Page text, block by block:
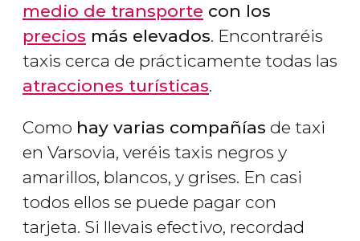
medio de transporte con los
precios más elevados. Encontraréis
taxis cerca de prácticamente todas las
atracciones turísticas.
Como hay varias compañías de taxi
en Varsovia, veréis taxis negros y
amarillos, blancos, y grises. En casi
todos ellos se puede pagar con
tarjeta. Si llevais efectivo, recordad